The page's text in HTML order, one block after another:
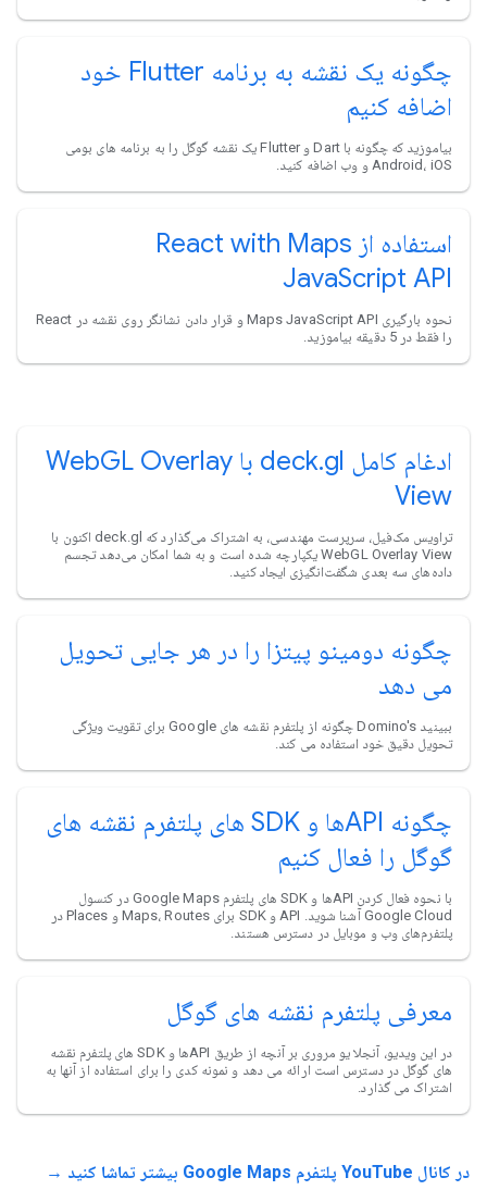
چگونه یک نقشه به برنامه Flutter خود
اضافه کنیم
بیاموزید که چگونه با Dart و Flutter یک نقشه گوگل را به برنامه های بومی
Android، iOS و وب اضافه کنید.
استفاده از React with Maps
JavaScript API
نحوه بارگیری Maps JavaScript API و قرار دادن نشانگر روی نقشه در React
را فقط در 5 دقیقه بیاموزید.
ادغام کامل deck.gl با WebGL Overlay
View
تراویس مک‌فیل، سرپرست مهندسی، به اشتراک می‌گذارد که deck.gl اکنون با
WebGL Overlay View یکپارچه شده است و به شما امکان می‌دهد تجسم
داده‌های سه بعدی شگفت‌انگیزی ایجاد کنید.
چگونه دومینو پیتزا را در هر جایی تحویل
می دهد
ببینید Domino's چگونه از پلتفرم نقشه های Google برای تقویت ویژگی
تحویل دقیق خود استفاده می کند.
چگونه APIها و SDK های پلتفرم نقشه های
گوگل را فعال کنیم
با نحوه فعال کردن APIها و SDK های پلتفرم Google Maps در کنسول
Google Cloud آشنا شوید. API و SDK برای Maps، Routes و Places در
پلتفرم‌های وب و موبایل در دسترس هستند.
معرفی پلتفرم نقشه های گوگل
در این ویدیو، آنجلا یو مروری بر آنچه از طریق APIها و SDK های پلتفرم نقشه
های گوگل در دسترس است ارائه می دهد و نمونه کدی را برای استفاده از آنها به
اشتراک می گذارد.
در کانال YouTube پلتفرم Google Maps بیشتر تماشا کنید →